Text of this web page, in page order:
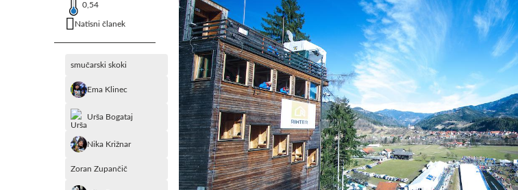
0,54
Natisni članek
smučarski skoki
Ema Klinec
Urša Bogataj
Nika Križnar
Zoran Zupančič